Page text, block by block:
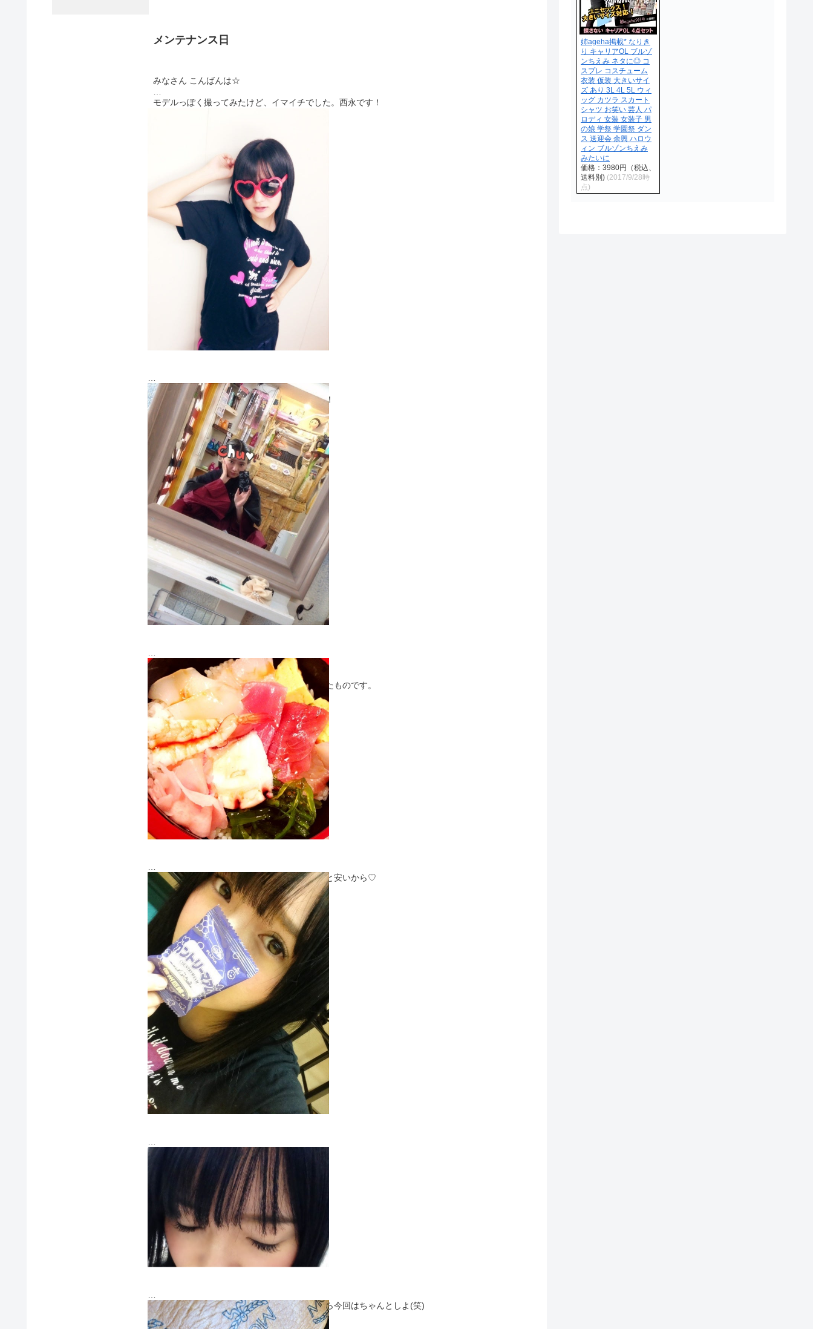
メンテナンス日
みなさん こんばんは☆
モデルっぽく撮ってみたけど、イマイチでした。西永です！
今日は稽古が夜からだったのでメンテナンス日！
まずは朝から美容院に行ってきました。
髪の毛染めたのさ～
もちろん真っ黒に(笑)
一枚目の写真めっちゃ黒いでしょー？
髪質的にすぐに毛先の色が抜けるのでね、困ったものです。
定期的に染めないといけないの(｡-_-｡)
美容院終って腹ごしらえでよく行くお店へ
どどーん。海鮮丼！
夜だとお高いお店なのでいけないけどランチだと安いから♡
大将の人柄好き！お客さん一人一人覚えてて
昔ながらの下町感が味わえるんだ～
場所は秘密(*∩ω∩)
それからまつエクのメンテナンス～！
マスカラもアイラインも何もしてない！
前にモニターやったから安くしてもらえるの！
閉じたらこんな感じ～☆
ちゃんとケアしてるー(｡-_-｡)？って怒られたから今回はちゃんとしよ(笑)
美容液とか塗るのめんどくさくて(￣ー￣)
姉ageha掲載* なりき
り キャリアOL ブルゾ
ンちえみ ネタに◎ コ
スプレ コスチューム
衣装 仮装 大きいサイ
ズ あり 3L 4L 5L ウィ
ッグ カツラ スカート
シャツ お笑い 芸人 パ
ロディ 女装 女装子 男
の娘 学祭 学園祭 ダン
ス 送迎会 余興 ハロウ
ィン ブルゾンちえみ
みたいに
価格：3980円（税込、
送料別) (2017/9/28時
点)